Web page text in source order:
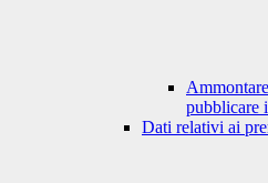
pubblicare
Dati relativi ai